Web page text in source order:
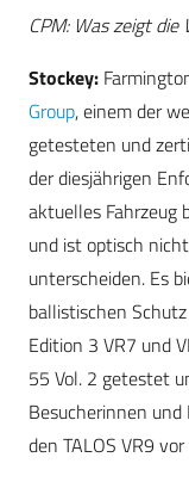
CPM: Was zeigt
Stockey:
Group, einem der
getesteten und
der diesjährigen
aktuelles Fahrzeug
und ist optisch
unterscheiden. Es
ballistischen
Edition 3 VR7 und
55 Vol. 2 getestet
Besucherinnen
den TALOS VR9